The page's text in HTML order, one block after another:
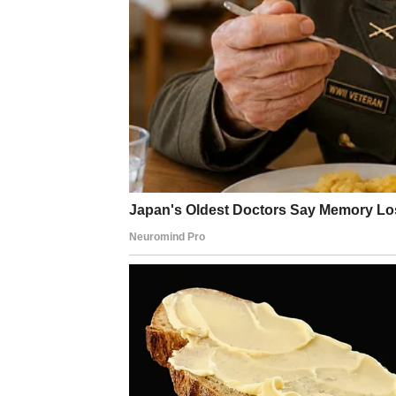
U iščekivanju nadolazećeg 43. rođendana
njezinom skromnom početku u svijetu
Lima i dalje je s nježnošću prepoznata kao
Od tog vremena pomno pratimo njezino
treće trudnoće, Adriana se nije uspjela vratiti
iskustava nakon prve dvije trudnoće.
Bilo je značajnih nagađanja oko promjena na
intervencije, a ne trudnoća, uzrok. Važno je